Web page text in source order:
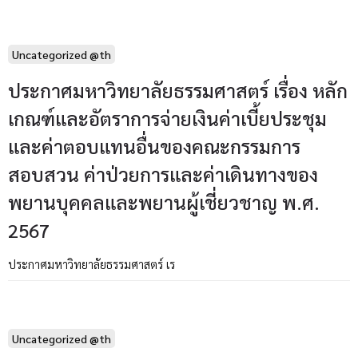
Uncategorized @th
ประกาศมหาวิทยาลัยธรรมศาสตร์ เรื่อง หลัก
เกณฑ์และอัตราการจ่ายเงินค่าเบี้ยประชุม
และค่าตอบแทนอื่นของคณะกรรมการ
สอบสวน ค่าป่วยการและค่าเดินทางของ
พยานบุคคลและพยานผู้เชี่ยวชาญ พ.ศ.
2567
ประกาศมหาวิทยาลัยธรรมศาสตร์ เร
Uncategorized @th